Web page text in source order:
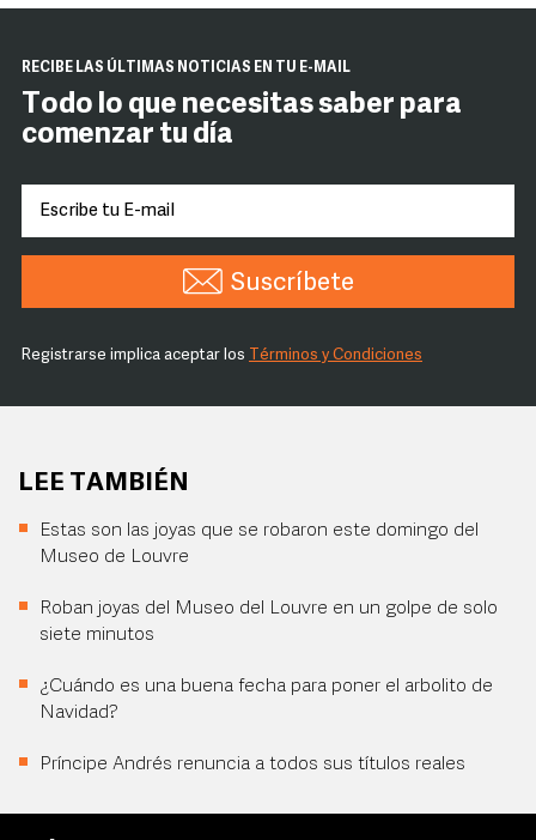
RECIBE LAS ÚLTIMAS NOTICIAS EN TU E-MAIL
Todo lo que necesitas saber para
comenzar tu día
Suscríbete
Registrarse implica aceptar los Términos y Condiciones
LEE TAMBIÉN
Estas son las joyas que se robaron este domingo del
Museo de Louvre
Roban joyas del Museo del Louvre en un golpe de solo
siete minutos
¿Cuándo es una buena fecha para poner el arbolito de
Navidad?
Príncipe Andrés renuncia a todos sus títulos reales